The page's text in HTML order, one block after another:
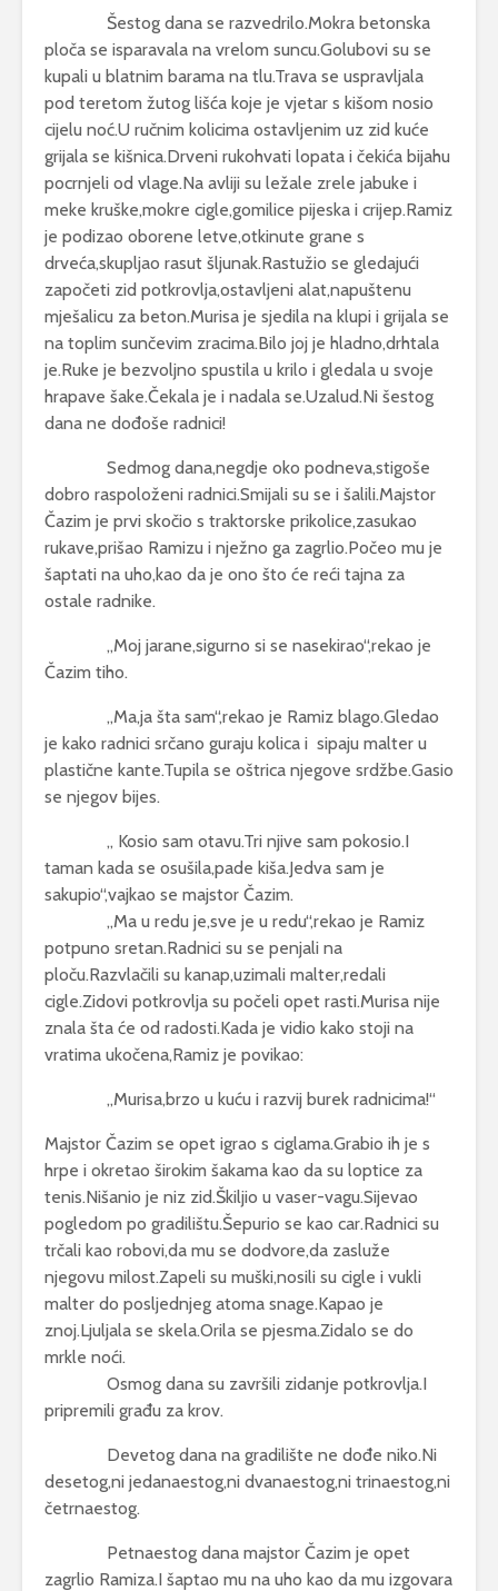
Šestog dana se razvedrilo.Mokra betonska
ploča se isparavala na vrelom suncu.Golubovi su se
kupali u blatnim barama na tlu.Trava se uspravljala
pod teretom žutog lišća koje je vjetar s kišom nosio
cijelu noć.U ručnim kolicima ostavljenim uz zid kuće
grijala se kišnica.Drveni rukohvati lopata i čekića bijahu
pocrnjeli od vlage.Na avliji su ležale zrele jabuke i
meke kruške,mokre cigle,gomilice pijeska i crijep.Ramiz
je podizao oborene letve,otkinute grane s
drveća,skupljao rasut šljunak.Rastužio se gledajući
započeti zid potkrovlja,ostavljeni alat,napuštenu
mješalicu za beton.Murisa je sjedila na klupi i grijala se
na toplim sunčevim zracima.Bilo joj je hladno,drhtala
je.Ruke je bezvoljno spustila u krilo i gledala u svoje
hrapave šake.Čekala je i nadala se.Uzalud.Ni šestog
dana ne dođoše radnici!
Sedmog dana,negdje oko podneva,stigoše
dobro raspoloženi radnici.Smijali su se i šalili.Majstor
Čazim je prvi skočio s traktorske prikolice,zasukao
rukave,prišao Ramizu i nježno ga zagrlio.Počeo mu je
šaptati na uho,kao da je ono što će reći tajna za
ostale radnike.
,,Moj jarane,sigurno si se nasekirao“,rekao je
Čazim tiho.
,,Ma,ja šta sam“,rekao je Ramiz blago.Gledao
je kako radnici srčano guraju kolica i sipaju malter u
plastične kante.Tupila se oštrica njegove srdžbe.Gasio
se njegov bijes.
,, Kosio sam otavu.Tri njive sam pokosio.I
taman kada se osušila,pade kiša.Jedva sam je
sakupio“,vajkao se majstor Čazim.
,,Ma u redu je,sve je u redu“,rekao je Ramiz
potpuno sretan.Radnici su se penjali na
ploču.Razvlačili su kanap,uzimali malter,redali
cigle.Zidovi potkrovlja su počeli opet rasti.Murisa nije
znala šta će od radosti.Kada je vidio kako stoji na
vratima ukočena,Ramiz je povikao:
,,Murisa,brzo u kuću i razvij burek radnicima!“
Majstor Čazim se opet igrao s ciglama.Grabio ih je s
hrpe i okretao širokim šakama kao da su loptice za
tenis.Nišanio je niz zid.Škiljio u vaser-vagu.Sijevao
pogledom po gradilištu.Šepurio se kao car.Radnici su
trčali kao robovi,da mu se dodvore,da zasluže
njegovu milost.Zapeli su muški,nosili su cigle i vukli
malter do posljednjeg atoma snage.Kapao je
znoj.Ljuljala se skela.Orila se pjesma.Zidalo se do
mrkle noći.
Osmog dana su završili zidanje potkrovlja.I
pripremili građu za krov.
Devetog dana na gradilište ne dođe niko.Ni
desetog,ni jedanaestog,ni dvanaestog,ni trinaestog,ni
četrnaestog.
Petnaestog dana majstor Čazim je opet
zagrlio Ramiza.I šaptao mu na uho kao da mu izgovara